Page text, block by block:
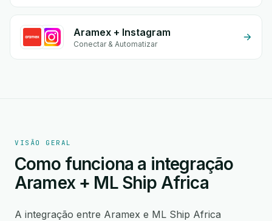
Aramex + Instagram
Conectar & Automatizar
VISÃO GERAL
Como funciona a integração
Aramex + ML Ship Africa
A integração entre Aramex e ML Ship Africa